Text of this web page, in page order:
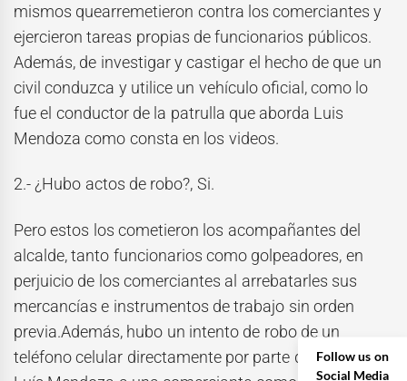
mismos quearremetieron contra los comerciantes y
ejercieron tareas propias de funcionarios públicos.
Además, de investigar y castigar el hecho de que un
civil conduzca y utilice un vehículo oficial, como lo
fue el conductor de la patrulla que aborda Luis
Mendoza como consta en los videos.
2.- ¿Hubo actos de robo?, Si.
Pero estos los cometieron los acompañantes del
alcalde, tanto funcionarios como golpeadores, en
perjuicio de los comerciantes al arrebatarles sus
mercancías e instrumentos de trabajo sin orden
previa.Además, hubo un intento de robo de un
teléfono celular directamente por parte del Alcalde
Follow us on
Social Media